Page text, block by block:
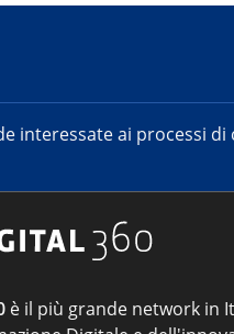
interessate ai processi
è il più grande network in